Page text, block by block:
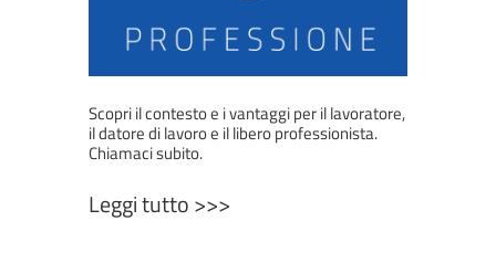
Scopri il contesto e i vantaggi per il lavoratore,
il datore di lavoro e il libero professionista.
Chiamaci subito.
Leggi tutto >>>